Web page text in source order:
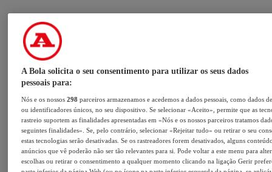
A Bola solicita o seu consentimento para utilizar os seus dados
pessoais para:
Nós e os nossos298 parceiros armazenamos e acedemos a dados pessoais, como dados
ou identificadores únicos, no seu dispositivo. Se selecionar «Aceito», permite que as
rastreio suportem as finalidades apresentadas em «Nós e os nossos parceiros tratamos
seguintes finalidades». Se, pelo contrário, selecionar «Rejeitar tudo» ou retirar o seu
estas tecnologias serão desativadas. Se os rastreadores forem desativados, alguns
anúncios que vê poderão não ser tão relevantes para si. Pode voltar a este menu para
escolhas ou retirar o consentimento a qualquer momento clicando na ligação Gerir